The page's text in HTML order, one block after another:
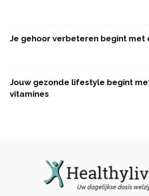
Je gehoor verbeteren begint met
Jouw gezonde lifestyle begint
vitamines